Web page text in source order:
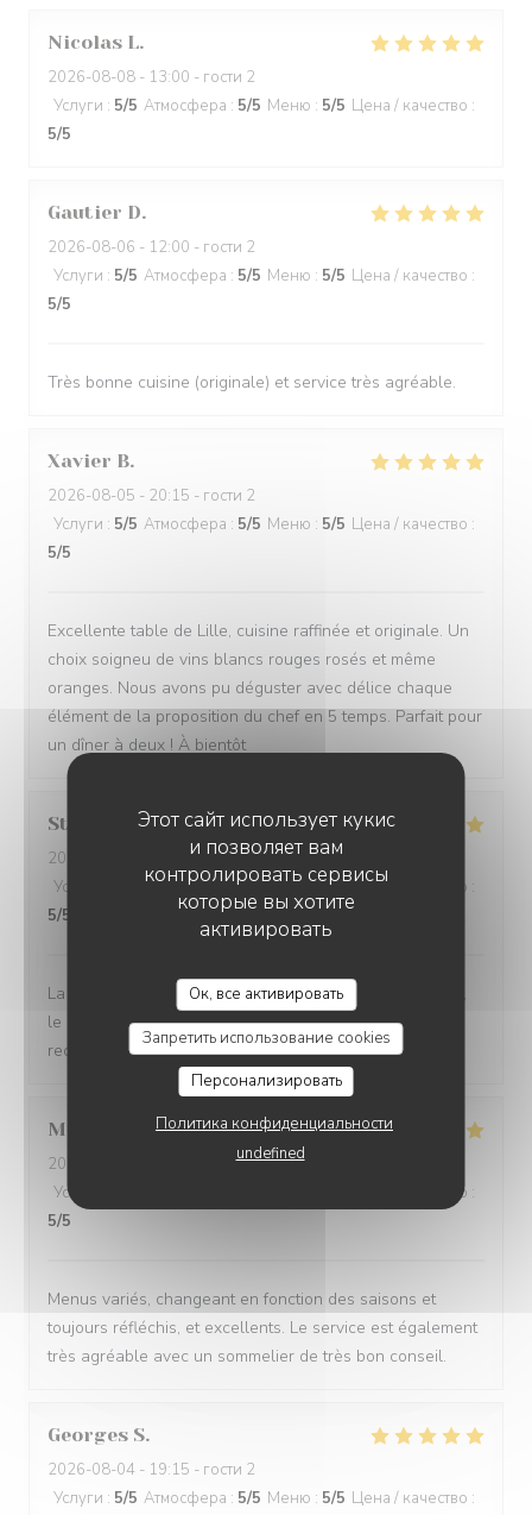
Этот сайт использует кукис
и позволяет вам
контролировать сервисы
которые вы хотите
активировать
Ок, все активировать
Запретить использование cookies
Персонализировать
Политика конфиденциальности
undefined
Nicolas L
2026-08-08 - 13:00 - гости 2
Услуги : 5/5 Атмосфера : 5/5 Меню : 5/5 Цена / качество :
5/5
Gautier D
2026-08-06 - 12:00 - гости 2
Услуги : 5/5 Атмосфера : 5/5 Меню : 5/5 Цена / качество :
5/5
Très bonne cuisine (originale) et service très agréable.
Xavier B
2026-08-05 - 20:15 - гости 2
Услуги : 5/5 Атмосфера : 5/5 Меню : 5/5 Цена / качество :
5/5
Excellente table de Lille, cuisine raffinée et originale. Un
choix soigneu de vins blancs rouges rosés et même
oranges. Nous avons pu déguster avec délice chaque
élément de la proposition du chef en 5 temps. Parfait pour
un dîner à deux ! À bientôt
Stéphane V
2026-08-05
- 20:15 - гости 3
Услуги
Атмосфера:5/5 Меню: 4/5 Цена / качество :
5/5
La cuisine est délicieuse, les vins tout à fait bien choisis,
le cadre très agréable et l'équipe très sympa ! Je
recommande !
Maelle
2026-08-05
- 19:45 - гости 2
Услуги
Цена / качество :
5/5
Menus variés, changeant en fonction des saisons et
toujours réfléchis, et excellents. Le service est également
très agréable avec un sommelier de très bon conseil.
Georges S
2026-08-04 - 19:15 - гости 2
Услуги : 5/5 Атмосфера : 5/5 Меню : 5/5 Цена / качество :